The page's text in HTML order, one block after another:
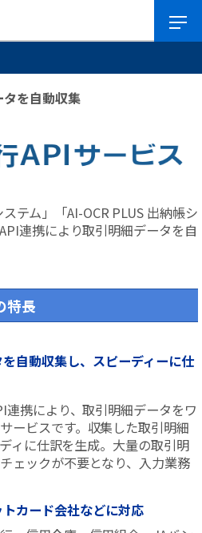
を自動収集
ステム」「AI-OCR PLUS 出納帳シ
連携により取引明細データを自
特長
自動収集し、スピーディーに仕
携により、取引明細データをワ
ービスです。収集した取引明細
ィに仕訳を生成。大量の取引明
ェックが不要となり、入力業務
カード会社などに対応